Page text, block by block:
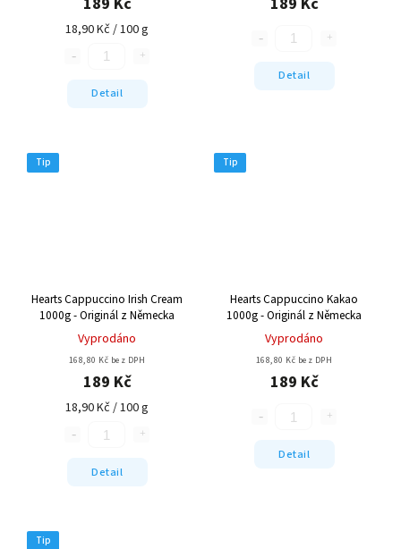
18,90 Kč / 100 g
Detail
Detail
Tip
Hearts Cappuccino Irish Cream
1000g - Originál z Německa
Vyprodáno
168,80 Kč bez DPH
189 Kč
18,90 Kč / 100 g
Detail
Tip
Hearts Cappuccino Kakao
1000g - Originál z Německa
Vyprodáno
168,80 Kč bez DPH
189 Kč
Detail
Tip